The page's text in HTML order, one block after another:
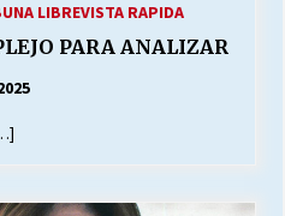
LIBREVISTA RAPIDA
PARA ANALIZAR